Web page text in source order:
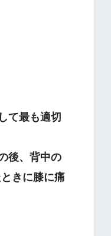
て最も適切
後、背中の
きに膝に痛